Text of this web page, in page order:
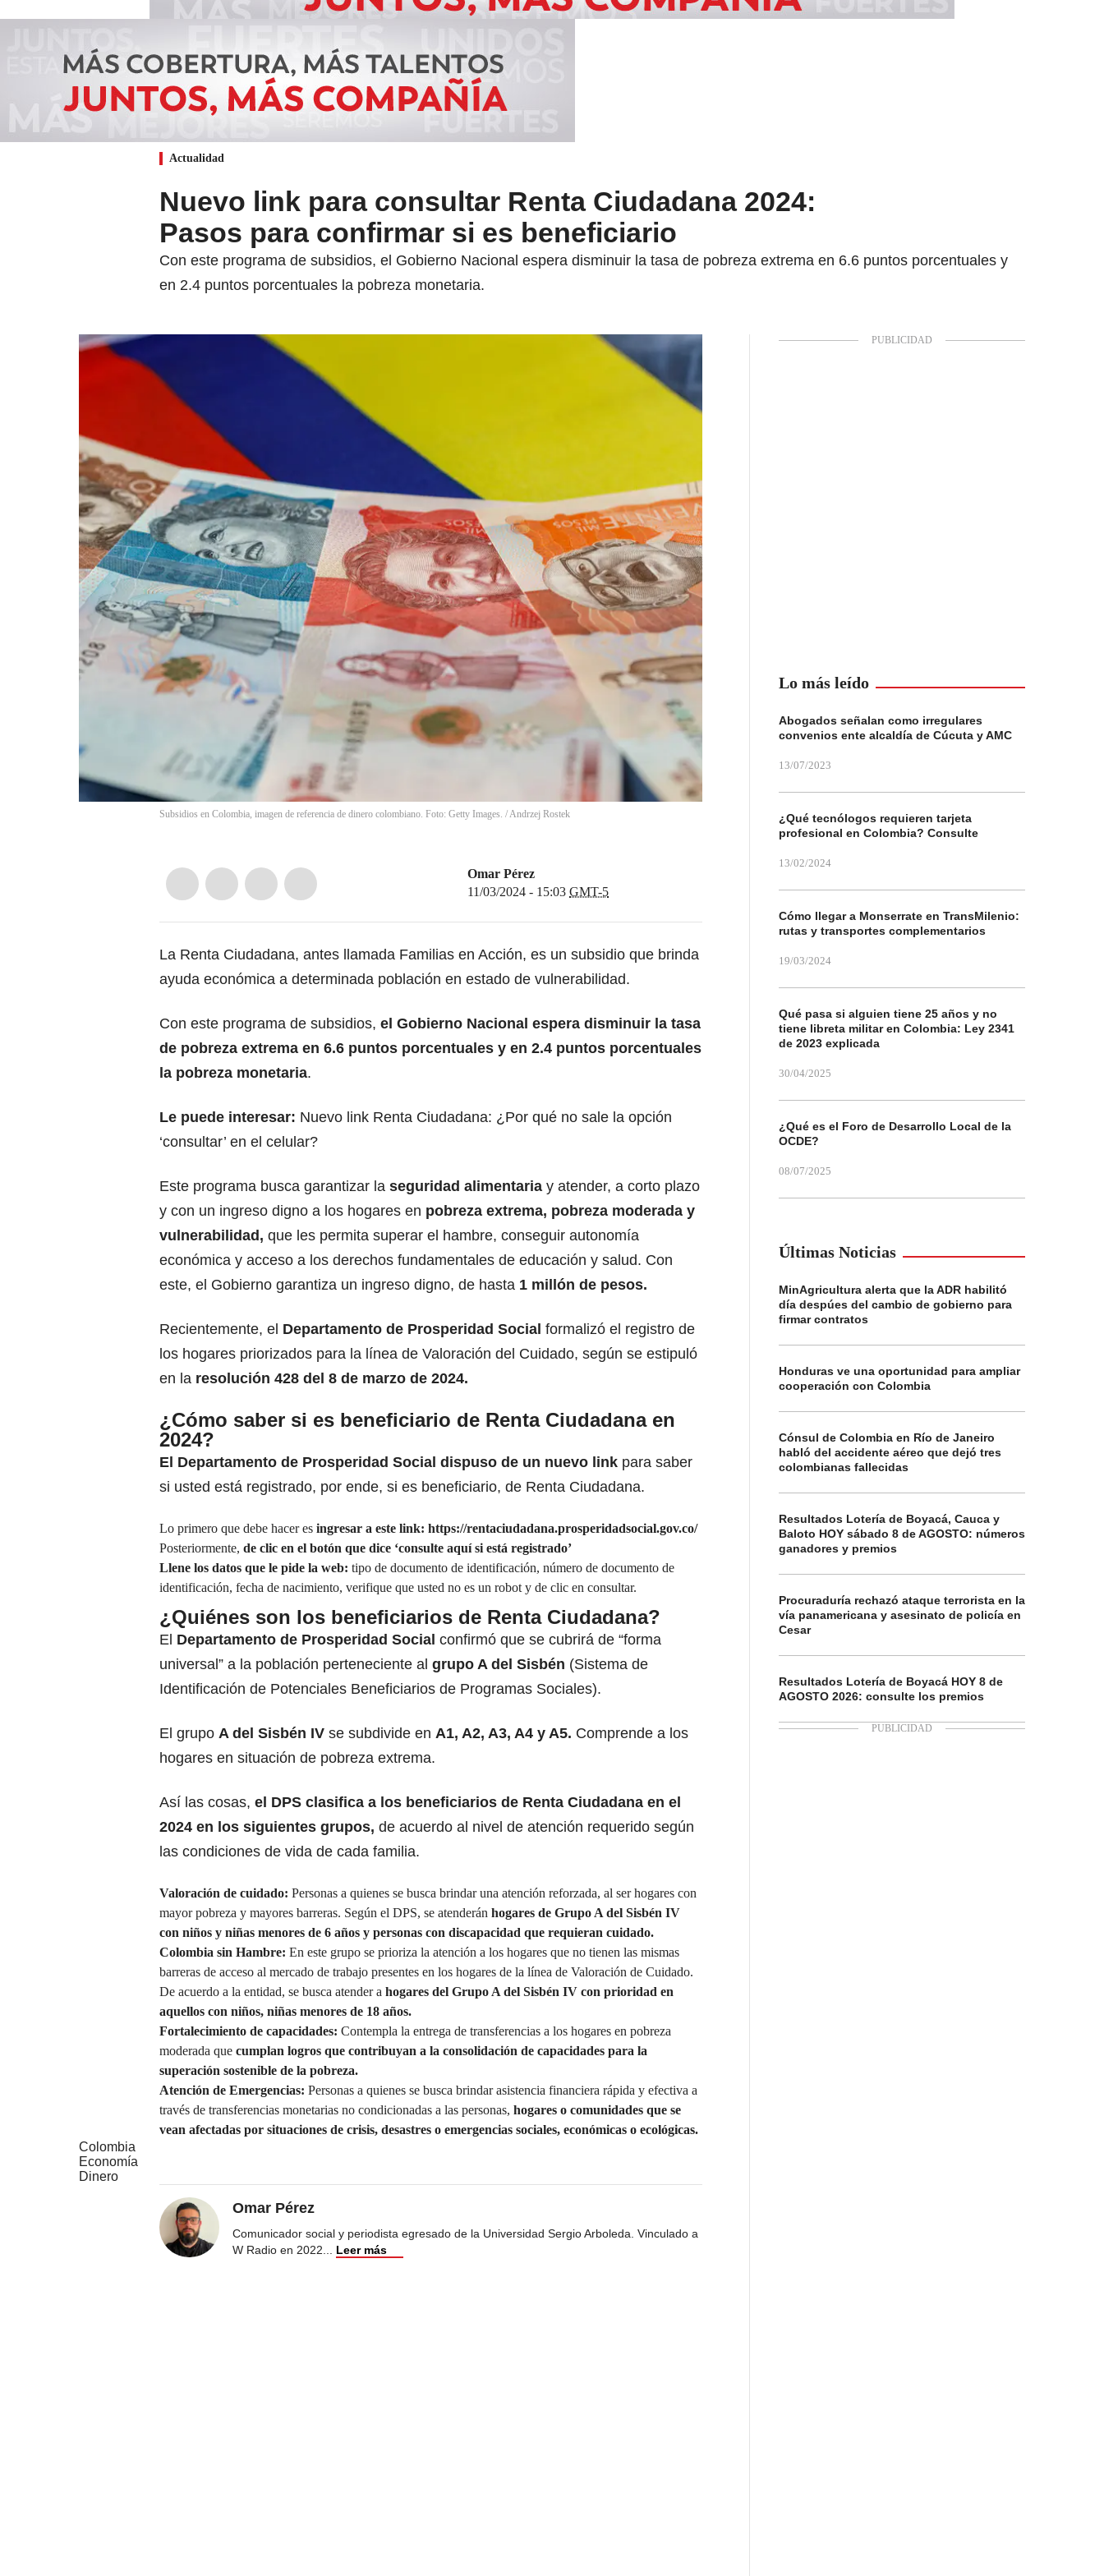
Actualidad
Nuevo link para consultar Renta Ciudadana 2024:
Pasos para confirmar si es beneficiario
Con este programa de subsidios, el Gobierno Nacional espera disminuir la tasa de pobreza extrema en 6.6 puntos porcentuales y
en 2.4 puntos porcentuales la pobreza monetaria.
Subsidios en Colombia, imagen de referencia de dinero colombiano. Foto: Getty Images. /Andrzej Rostek
Omar Pérez
11/03/2024 - 15:03 GMT-5
La Renta Ciudadana, antes llamada Familias en Acción, es un subsidio que brinda
ayuda económica a determinada población en estado de vulnerabilidad.
Con este programa de subsidios, el Gobierno Nacional espera disminuir la tasa
de pobreza extrema en 6.6 puntos porcentuales y en 2.4 puntos porcentuales
la pobreza monetaria.
Le puede interesar: Nuevo link Renta Ciudadana: ¿Por qué no sale la opción
‘consultar’ en el celular?
Este programa busca garantizar la seguridad alimentaria y atender, a corto plazo
y con un ingreso digno a los hogares en pobreza extrema, pobreza moderada y
vulnerabilidad, que les permita superar el hambre, conseguir autonomía
económica y acceso a los derechos fundamentales de educación y salud. Con
este, el Gobierno garantiza un ingreso digno, de hasta 1 millón de pesos.
Recientemente, el Departamento de Prosperidad Social formalizó el registro de
los hogares priorizados para la línea de Valoración del Cuidado, según se estipuló
en la resolución 428 del 8 de marzo de 2024.
¿Cómo saber si es beneficiario de Renta Ciudadana en
2024?
El Departamento de Prosperidad Social dispuso de un nuevo link para saber
si usted está registrado, por ende, si es beneficiario, de Renta Ciudadana.
Lo primero que debe hacer es ingresar a este link: https://rentaciudadana.prosperidadsocial.gov.co/
Posteriormente, de clic en el botón que dice ‘consulte aquí si está registrado’
Llene los datos que le pide la web: tipo de documento de identificación, número de documento de
identificación, fecha de nacimiento, verifique que usted no es un robot y de clic en consultar.
¿Quiénes son los beneficiarios de Renta Ciudadana?
El Departamento de Prosperidad Social confirmó que se cubrirá de “forma
universal” a la población perteneciente al grupo A del Sisbén (Sistema de
Identificación de Potenciales Beneficiarios de Programas Sociales).
El grupo A del Sisbén IV se subdivide en A1, A2, A3, A4 y A5. Comprende a los
hogares en situación de pobreza extrema.
Así las cosas, el DPS clasifica a los beneficiarios de Renta Ciudadana en el
2024 en los siguientes grupos, de acuerdo al nivel de atención requerido según
las condiciones de vida de cada familia.
Valoración de cuidado: Personas a quienes se busca brindar una atención reforzada, al ser hogares con
mayor pobreza y mayores barreras. Según el DPS, se atenderán hogares de Grupo A del Sisbén IV
con niños y niñas menores de 6 años y personas con discapacidad que requieran cuidado.
Colombia sin Hambre: En este grupo se prioriza la atención a los hogares que no tienen las mismas
barreras de acceso al mercado de trabajo presentes en los hogares de la línea de Valoración de Cuidado.
De acuerdo a la entidad, se busca atender a hogares del Grupo A del Sisbén IV con prioridad en
aquellos con niños, niñas menores de 18 años.
Fortalecimiento de capacidades: Contempla la entrega de transferencias a los hogares en pobreza
moderada que cumplan logros que contribuyan a la consolidación de capacidades para la
superación sostenible de la pobreza.
Atención de Emergencias: Personas a quienes se busca brindar asistencia financiera rápida y efectiva a
través de transferencias monetarias no condicionadas a las personas, hogares o comunidades que se
vean afectadas por situaciones de crisis, desastres o emergencias sociales, económicas o ecológicas.
Colombia
Economía
Dinero
Omar Pérez
Comunicador social y periodista egresado de la Universidad Sergio Arboleda. Vinculado a
W Radio en 2022... Leer más
Lo más leído
Abogados señalan como irregulares
convenios ente alcaldía de Cúcuta y AMC
13/07/2023
¿Qué tecnólogos requieren tarjeta
profesional en Colombia? Consulte
13/02/2024
Cómo llegar a Monserrate en TransMilenio:
rutas y transportes complementarios
19/03/2024
Qué pasa si alguien tiene 25 años y no
tiene libreta militar en Colombia: Ley 2341
de 2023 explicada
30/04/2025
¿Qué es el Foro de Desarrollo Local de la
OCDE?
08/07/2025
Últimas Noticias
MinAgricultura alerta que la ADR habilitó
día despúes del cambio de gobierno para
firmar contratos
Honduras ve una oportunidad para ampliar
cooperación con Colombia
Cónsul de Colombia en Río de Janeiro
habló del accidente aéreo que dejó tres
colombianas fallecidas
Resultados Lotería de Boyacá, Cauca y
Baloto HOY sábado 8 de AGOSTO: números
ganadores y premios
Procuraduría rechazó ataque terrorista en la
vía panamericana y asesinato de policía en
Cesar
Resultados Lotería de Boyacá HOY 8 de
AGOSTO 2026: consulte los premios